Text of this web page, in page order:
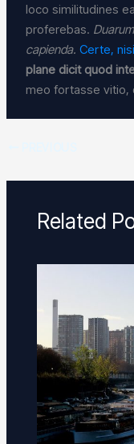
loco similitudines
proferebas.
capienda. Certe,
plane dicit quod
meo fortasse vitio,
Related